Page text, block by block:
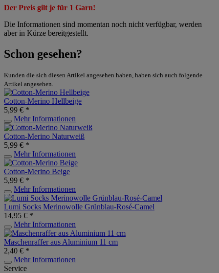
Der Preis gilt je für 1 Garn!
Die Informationen sind momentan noch nicht verfügbar, werden
aber in Kürze bereitgestellt.
Schon gesehen?
Kunden die sich diesen Artikel angesehen haben, haben sich auch folgende
Artikel angesehen.
Cotton-Merino Hellbeige
5,99 € *
Mehr Informationen
Cotton-Merino Naturweiß
5,99 € *
Mehr Informationen
Cotton-Merino Beige
5,99 € *
Mehr Informationen
Lumi Socks Merinowolle Grünblau-Rosé-Camel
14,95 € *
Mehr Informationen
Maschenraffer aus Aluminium 11 cm
2,40 € *
Mehr Informationen
Service